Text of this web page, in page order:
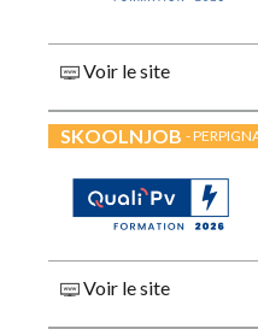
Voir le site
SKOOLNJOB -
Voir le site